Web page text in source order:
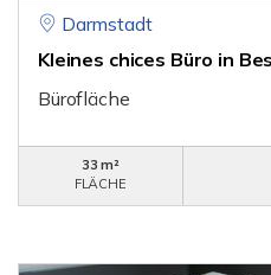
Darmstadt
Kleines chices Büro in
Bürofläche
33 m²
FLÄCHE